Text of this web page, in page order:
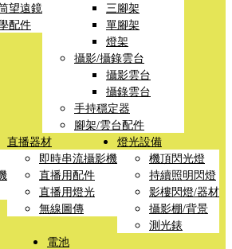
望遠鏡
配件
三腳架
單腳架
燈架
攝影/攝錄雲台
攝影雲台
攝錄雲台
手持穩定器
腳架/雲台配件
直播器材
即時串流攝影機
直播用配件
直播用燈光
無線圖傳
燈光設備
機頂閃光燈
持續照明閃燈
影樓閃燈/器材
攝影棚/背景
測光錶
電池